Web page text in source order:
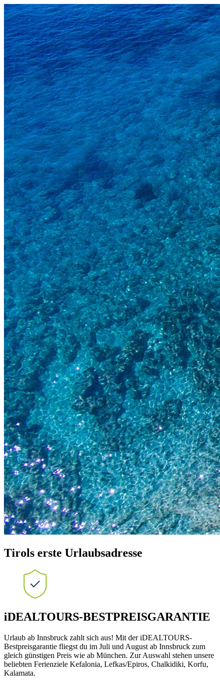
Tirols erste Urlaubsadresse
iDEALTOURS-BESTPREISGARANTIE
Urlaub ab Innsbruck zahlt sich aus! Mit der iDEALTOURS-
Bestpreisgarantie fliegst du im Juli und August ab Innsbruck zum
gleich günstigen Preis wie ab München. Zur Auswahl stehen unsere
beliebten Ferienziele Kefalonia, Lefkas/Epiros, Chalkidiki, Korfu,
Kalamata.